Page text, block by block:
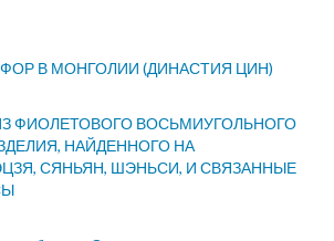
В МОНГОЛИИ (ДИНАСТИЯ ЦИН)
ФИОЛЕТОВОГО ВОСЬМИУГОЛЬНОГО
НАЙДЕННОГО НА
СЯНЬЯН, ШЭНЬСИ, И СВЯЗАННЫЕ